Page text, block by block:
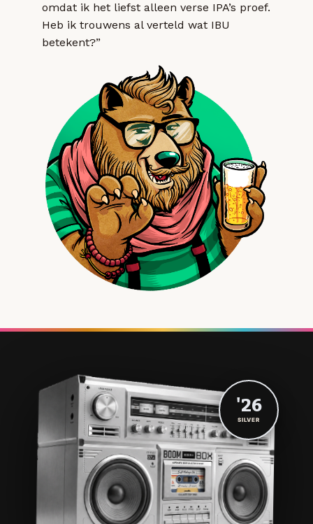
omdat ik het liefst alleen verse IPA’s proef.
Heb ik trouwens al verteld wat IBU
betekent?”
'26
SILVER